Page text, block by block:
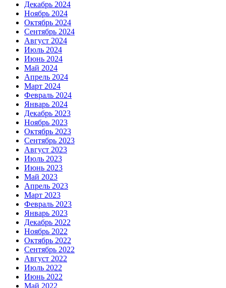
Декабрь 2024
Ноябрь 2024
Октябрь 2024
Сентябрь 2024
Август 2024
Июль 2024
Июнь 2024
Май 2024
Апрель 2024
Март 2024
Февраль 2024
Январь 2024
Декабрь 2023
Ноябрь 2023
Октябрь 2023
Сентябрь 2023
Август 2023
Июль 2023
Июнь 2023
Май 2023
Апрель 2023
Март 2023
Февраль 2023
Январь 2023
Декабрь 2022
Ноябрь 2022
Октябрь 2022
Сентябрь 2022
Август 2022
Июль 2022
Июнь 2022
Май 2022